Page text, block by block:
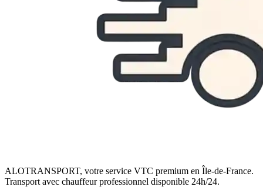
ALOTRANSPORT, votre service VTC premium en Île-de-France.
Transport avec chauffeur professionnel disponible 24h/24.